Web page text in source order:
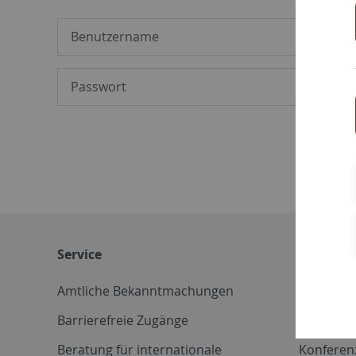
Service
Amtliche Bekanntmachungen
Barrierefreie Zugänge
Beratung für internationale